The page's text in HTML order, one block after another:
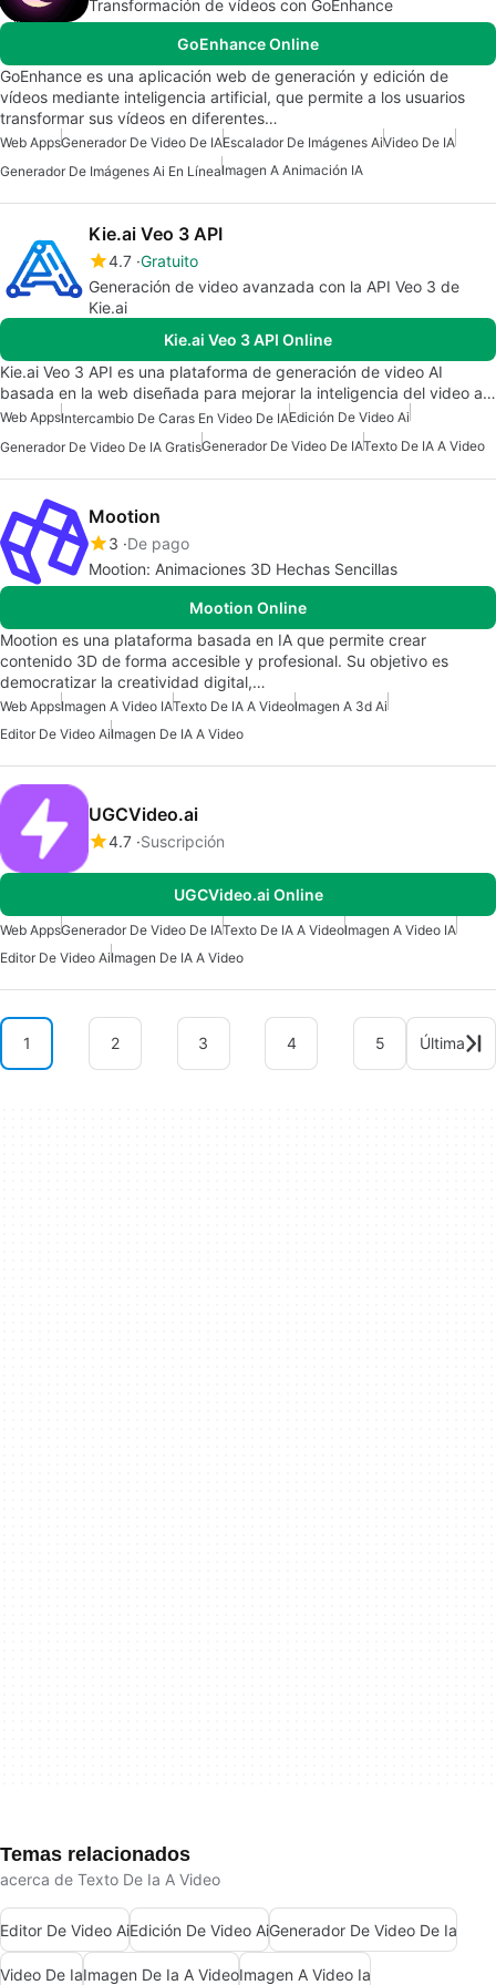
Transformación de vídeos con GoEnhance
GoEnhance Online
GoEnhance es una aplicación web de generación y edición de
vídeos mediante inteligencia artificial, que permite a los usuarios
transformar sus vídeos en diferentes…
Web AppsGenerador De Video De IAEscalador De Imágenes AiVideo De IA
Generador De Imágenes Ai En LíneaImagen A Animación IA
Kie.ai Veo 3 API
4.7 Gratuito
Generación de video avanzada con la API Veo 3 de
Kie.ai
Kie.ai Veo 3 API Online
Kie.ai Veo 3 API es una plataforma de generación de video AI
basada en la web diseñada para mejorar la inteligencia del video a…
Web AppsIntercambio De Caras En Video De IAEdición De Video Ai
Generador De Video De IA GratisGenerador De Video De IATexto De IA A Video
Mootion
3 De pago
Mootion: Animaciones 3D Hechas Sencillas
Mootion Online
Mootion es una plataforma basada en IA que permite crear
contenido 3D de forma accesible y profesional. Su objetivo es
democratizar la creatividad digital,…
Web AppsImagen A Video IATexto De IA A VideoImagen A 3d Ai
Editor De Video AiImagen De IA A Video
UGCVideo.ai
4.7 Suscripción
UGCVideo.ai Online
Web AppsGenerador De Video De IATexto De IA A VideoImagen A Video IA
Editor De Video AiImagen De IA A Video
1 2 3 4 5 Última
Temas relacionados
acerca de Texto De Ia A Video
Editor De Video AiEdición De Video AiGenerador De Video De Ia
Video De IaImagen De Ia A VideoImagen A Video Ia